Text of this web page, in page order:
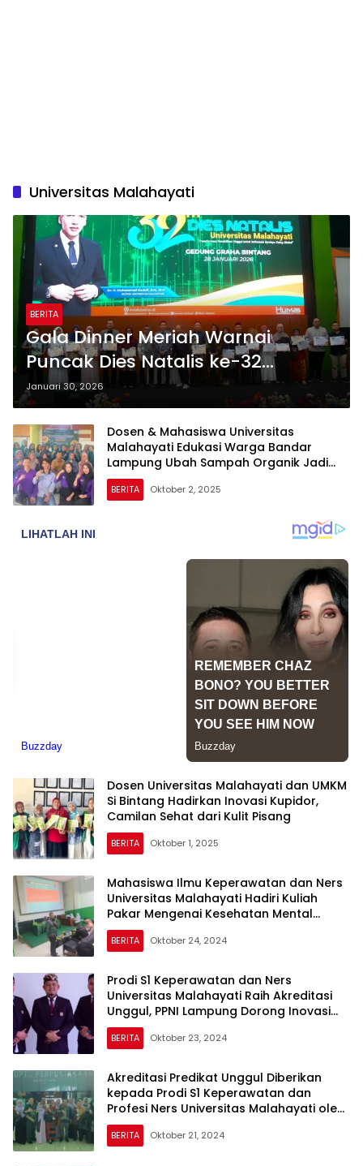
Universitas Malahayati
BERITA
Gala Dinner Meriah Warnai
Puncak Dies Natalis ke-32
Universitas Malahayati
Januari 30, 2026
Dosen & Mahasiswa Universitas
Malahayati Edukasi Warga Bandar
Lampung Ubah Sampah Organik Jadi
Sabun Ramah Lingkungan
BERITA Oktober 2, 2025
Dosen Universitas Malahayati dan UMKM
Si Bintang Hadirkan Inovasi Kupidor,
Camilan Sehat dari Kulit Pisang
BERITA Oktober 1, 2025
Mahasiswa Ilmu Keperawatan dan Ners
Universitas Malahayati Hadiri Kuliah
Pakar Mengenai Kesehatan Mental
Remaja
BERITA Oktober 24, 2024
Prodi S1 Keperawatan dan Ners
Universitas Malahayati Raih Akreditasi
Unggul, PPNI Lampung Dorong Inovasi
Berkelanjutan untuk Kemajuan Dunia
Kesehatan
BERITA Oktober 23, 2024
Akreditasi Predikat Unggul Diberikan
kepada Prodi S1 Keperawatan dan
Profesi Ners Universitas Malahayati oleh
LAM-PTKes
BERITA Oktober 21, 2024